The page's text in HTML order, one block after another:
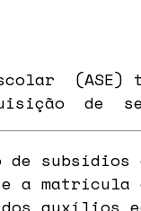
de
subsídios
a matrícula
auxílios